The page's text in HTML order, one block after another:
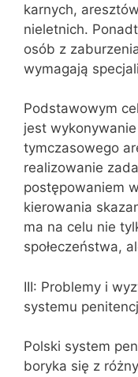
karnych,
nieletnich.
osób z
wymagają
Podstawowym
jest
tymczasowego
realizowanie
postępowaniem
kierowania
ma na celu nie
społeczeństwa,
III: Problemy i
systemu
Polski system
boryka się z